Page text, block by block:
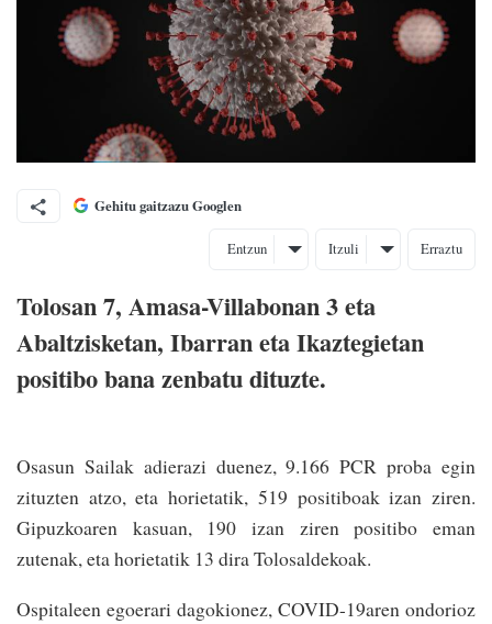
Gehitu gaitzazu Googlen
Entzun Itzuli Erraztu
Tolosan 7, Amasa-Villabonan 3 eta
Abaltzisketan, Ibarran eta Ikaztegietan
positibo bana zenbatu dituzte.
Osasun Sailak adierazi duenez, 9.166 PCR proba egin
zituzten atzo, eta horietatik, 519 positiboak izan ziren.
Gipuzkoaren kasuan, 190 izan ziren positibo eman
zutenak, eta horietatik 13 dira Tolosaldekoak.
Ospitaleen egoerari dagokionez, COVID-19aren ondorioz